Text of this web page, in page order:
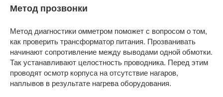
Метод прозвонки
Метод диагностики омметром поможет с вопросом о том,
как проверить трансформатор питания. Прозванивать
начинают сопротивление между выводами одной обмотки.
Так устанавливают целостность проводника. Перед этим
проводят осмотр корпуса на отсутствие нагаров,
наплывов в результате нагрева оборудования.